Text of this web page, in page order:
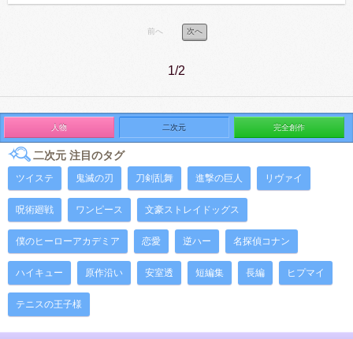
前へ 次へ
1/2
人物 二次元 完全創作
二次元 注目のタグ
ツイステ 鬼滅の刃 刀剣乱舞 進撃の巨人 リヴァイ
呪術廻戦 ワンピース 文豪ストレイドッグス
僕のヒーローアカデミア 恋愛 逆ハー 名探偵コナン
ハイキュー 原作沿い 安室透 短編集 長編 ヒプマイ
テニスの王子様